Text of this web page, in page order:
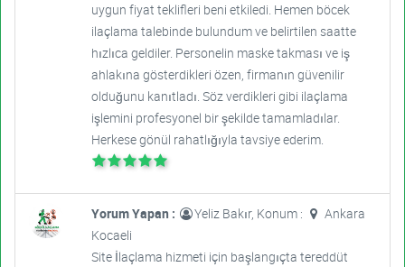
uygun fiyat teklifleri beni etkiledi. Hemen böcek
ilaçlama talebinde bulundum ve belirtilen saatte
hızlıca geldiler. Personelin maske takması ve iş
ahlakına gösterdikleri özen, firmanın güvenilir
olduğunu kanıtladı. Söz verdikleri gibi ilaçlama
işlemini profesyonel bir şekilde tamamladılar.
Herkese gönül rahatlığıyla tavsiye ederim.
Yorum Yapan : Yeliz Bakır, Konum :
Ankara
Kocaeli
Site İlaçlama hizmeti için başlangıçta tereddüt